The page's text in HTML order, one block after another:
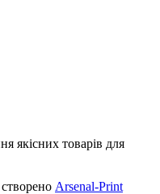
якісних товарів для
Arsenal-Print